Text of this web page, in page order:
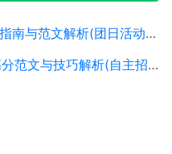
团日活动创意策划书撰写技巧及实例分享)
主招生申请攻略：个性化自荐信撰写指南)